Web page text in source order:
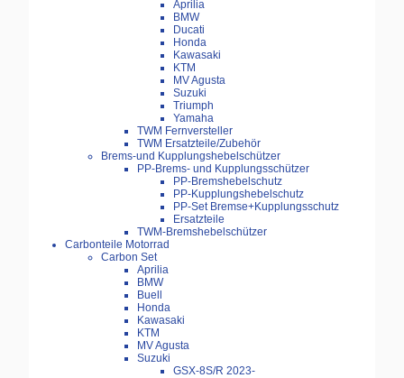
Aprilia
BMW
Ducati
Honda
Kawasaki
KTM
MV Agusta
Suzuki
Triumph
Yamaha
TWM Fernversteller
TWM Ersatzteile/Zubehör
Brems-und Kupplungshebelschützer
PP-Brems- und Kupplungsschützer
PP-Bremshebelschutz
PP-Kupplungshebelschutz
PP-Set Bremse+Kupplungsschutz
Ersatzteile
TWM-Bremshebelschützer
Carbonteile Motorrad
Carbon Set
Aprilia
BMW
Buell
Honda
Kawasaki
KTM
MV Agusta
Suzuki
GSX-8S/R 2023-